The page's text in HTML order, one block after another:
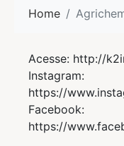
Home
Acesse: http://
Instagram:
https://
Facebook:
https://